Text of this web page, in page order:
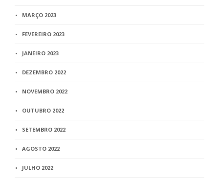
MARÇO 2023
FEVEREIRO 2023
JANEIRO 2023
DEZEMBRO 2022
NOVEMBRO 2022
OUTUBRO 2022
SETEMBRO 2022
AGOSTO 2022
JULHO 2022